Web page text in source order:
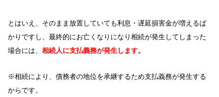
とはいえ、そのまま放置していても利息・遅延損害金が増えるば
かりですし、最終的にお亡くなりになり相続が発生してしまった
場合には、 相続人に支払義務が発生します。
※相続により、債務者の地位を承継するため支払義務が発生する
からです。